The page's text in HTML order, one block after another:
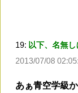
19: 以下、名無
2013/07/08
あぁ青空学級か